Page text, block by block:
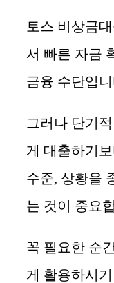
토스 비상금
서 빠른 자금
금융 수단입
그러나 단기
게 대출하기
수준, 상황을
는 것이 중요
꼭 필요한 순
게 활용하시